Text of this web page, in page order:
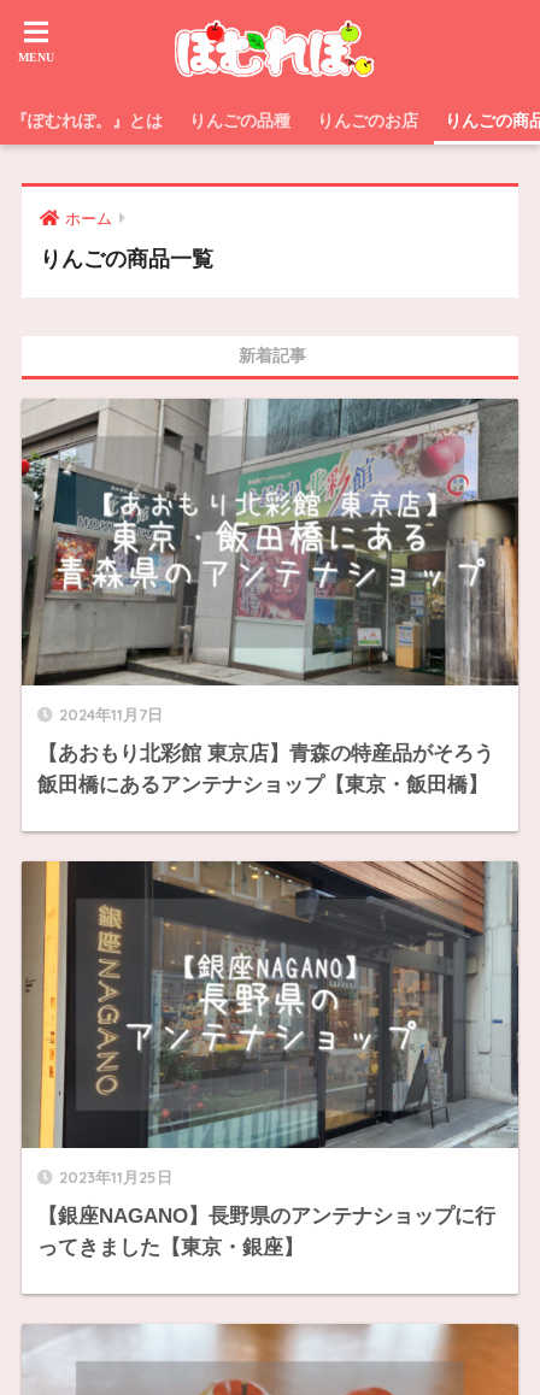
『ぽむれぽ。』とは りんごの品種 りんごのお店 りんごの商
ホーム
りんごの商品一覧
新着記事
2024年11月7日
【あおもり北彩館 東京店】青森の特産品がそろう
飯田橋にあるアンテナショップ【東京・飯田橋】
2023年11月25日
【銀座NAGANO】長野県のアンテナショップに行
ってきました【東京・銀座】